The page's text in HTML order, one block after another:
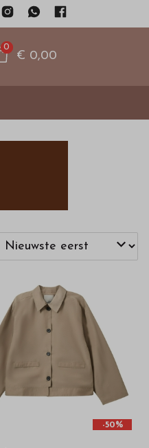
0
€ 0,00
-50%